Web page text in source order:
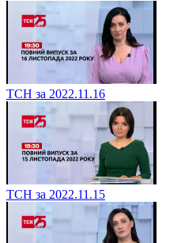
ТСН за 2022.11.16
ТСН за 2022.11.15